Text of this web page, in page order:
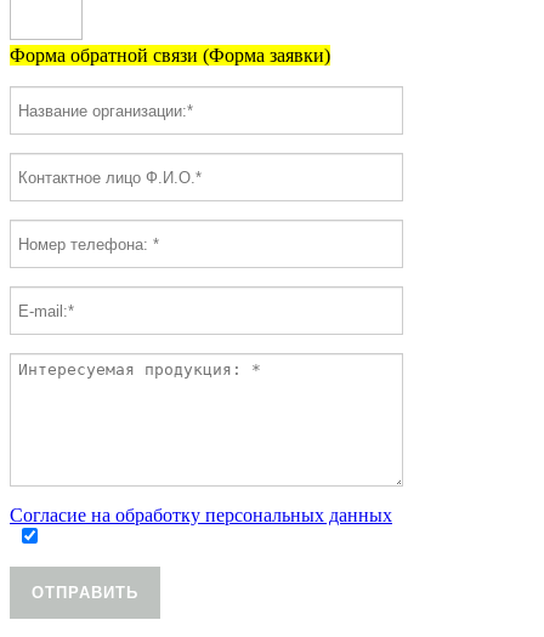
Форма обратной связи (Форма заявки)
Согласие на обработку персональных данных
ОТПРАВИТЬ